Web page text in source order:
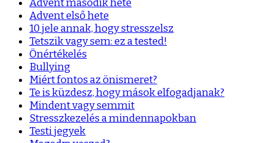
Advent második hete
Advent első hete
10 jele annak, hogy stresszelsz
Tetszik vagy sem: ez a tested!
Önértékelés
Bullying
Miért fontos az önismeret?
Te is küzdesz, hogy mások elfogadjanak?
Mindent vagy semmit
Stresszkezelés a mindennapokban
Testi jegyek